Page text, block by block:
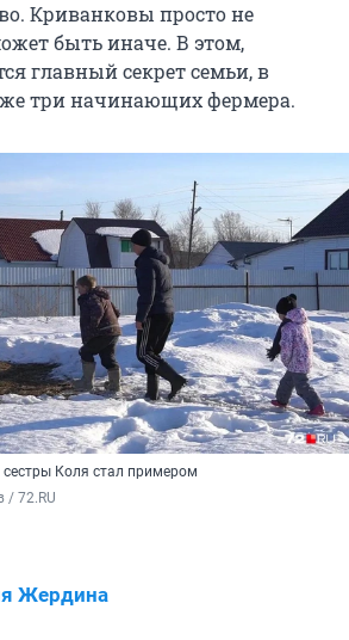
Криванковы просто не
быть иначе. В этом,
главный секрет семьи, в
три начинающих фермера.
Коля стал примером
/ 72.RU
Жердина